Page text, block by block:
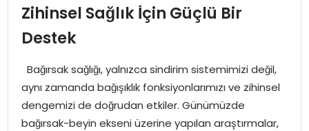
EKONOMI
MAGAZIN
SAĞLIK
Zihinsel Sağlık İçin Güçlü Bir
Destek
Bağırsak sağlığı, yalnızca sindirim sistemimizi değil,
aynı zamanda bağışıklık fonksiyonlarımızı ve zihinsel
dengemizi de doğrudan etkiler. Günümüzde
bağırsak-beyin ekseni üzerine yapılan araştırmalar,